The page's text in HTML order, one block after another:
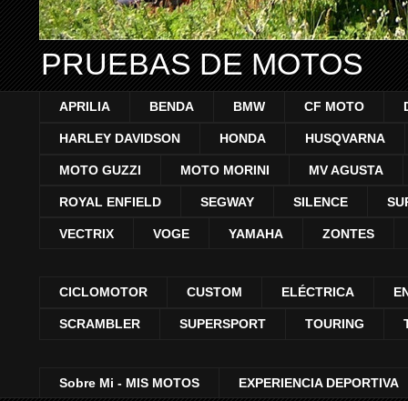
PRUEBAS DE MOTOS
APRILIA BENDA BMW CF MOTO
HARLEY DAVIDSON HONDA HUSQVARNA
MOTO GUZZI MOTO MORINI MV AGUSTA
ROYAL ENFIELD SEGWAY SILENCE
VECTRIX VOGE YAMAHA ZONTES
CICLOMOTOR CUSTOM ELÉCTRICA
SCRAMBLER SUPERSPORT TOURING
Sobre Mi - MIS MOTOS EXPERIENCIA DEPORTIVA